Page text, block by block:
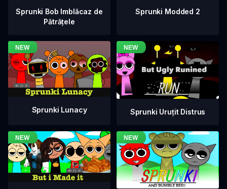
Sprunki Bob Imblăcaz de
Pătrățele
Sprunki Modded 2
Sprunki Lunacy Sprunki Uruțit Distrus